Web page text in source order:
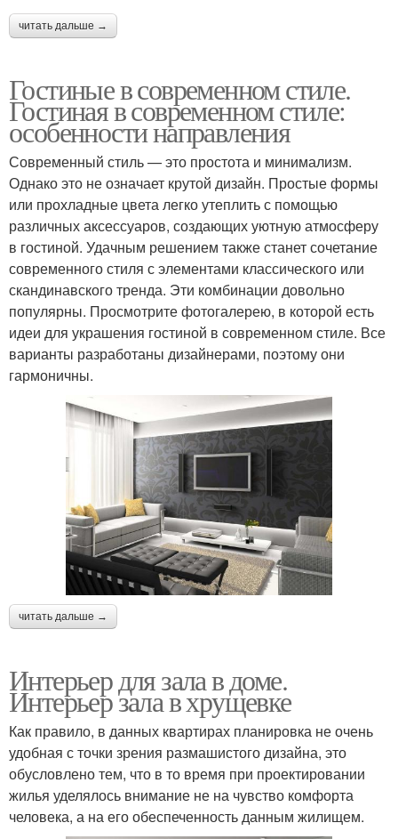
читать дальше →
Гостиные в современном стиле.
Гостиная в современном стиле:
особенности направления
Современный стиль — это простота и минимализм.
Однако это не означает крутой дизайн. Простые формы
или прохладные цвета легко утеплить с помощью
различных аксессуаров, создающих уютную атмосферу
в гостиной. Удачным решением также станет сочетание
современного стиля с элементами классического или
скандинавского тренда. Эти комбинации довольно
популярны. Просмотрите фотогалерею, в которой есть
идеи для украшения гостиной в современном стиле. Все
варианты разработаны дизайнерами, поэтому они
гармоничны.
читать дальше →
Интерьер для зала в доме.
Интерьер зала в хрущевке
Как правило, в данных квартирах планировка не очень
удобная с точки зрения размашистого дизайна, это
обусловлено тем, что в то время при проектировании
жилья уделялось внимание не на чувство комфорта
человека, а на его обеспеченность данным жилищем.